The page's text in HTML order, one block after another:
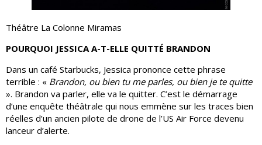
Théâtre La Colonne Miramas
POURQUOI JESSICA A-T-ELLE QUITTÉ BRANDON
Dans un café Starbucks, Jessica prononce cette phrase
terrible : « Brandon, ou bien tu me parles, ou bien je te quitte
». Brandon va parler, elle va le quitter. C’est le démarrage
d’une enquête théâtrale qui nous emmène sur les traces bien
réelles d’un ancien pilote de drone de l’US Air Force devenu
lanceur d’alerte.